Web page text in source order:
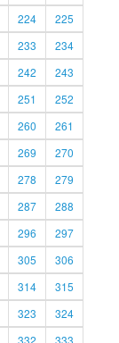
224
225
233
234
242
243
251
252
260
261
269
270
278
279
287
288
296
297
305
306
314
315
323
324
332 333